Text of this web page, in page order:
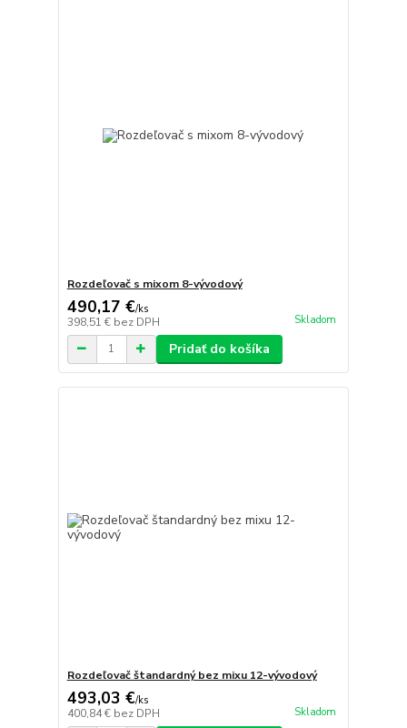
Rozdeľovač s mixom 8-vývodový
490,17 €/ks
398,51 € bez DPH Skladom
Pridať do košíka
Rozdeľovač štandardný bez mixu 12-vývodový
493,03 €/ks
400,84 € bez DPH Skladom